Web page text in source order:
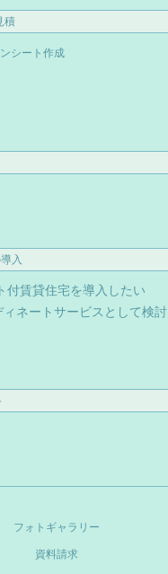
積
シート作成
入
付賃貸住宅を導入したい
ネートサービスとして検
フォトギャラリー
資料請求